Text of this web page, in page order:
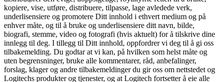
kopiere, vise, utføre, distribuere, tilpasse, lage avledede verk,
underlisensiere og promotere Ditt innhold i ethvert medium og på
enhver måte, og til å bruke og underlisensiere ditt navn, bilde,
biografi, stemme, video og fotografi (hvis aktuelt) for å tilskrive dine
innlegg til deg. I tillegg til Ditt innhold, oppfordrer vi deg til å gi oss
tilbakemelding. Du godtar at vi kan, på hvilken som helst måte og
uten begrensninger, bruke alle kommentarer, råd, anbefalinger,
forslag, klager og andre tilbakemeldinger du gir oss om nettstedet og
Logitechs produkter og tjenester, og at Logitech fortsetter å eie alle